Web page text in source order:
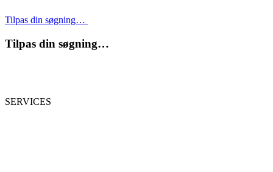
Tilpas din søgning…
Tilpas din søgning…
SERVICES